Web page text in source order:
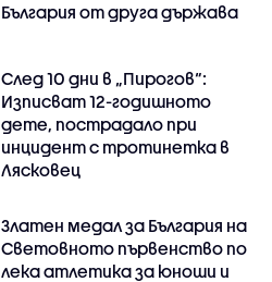
България от друга държава
След 10 дни в „Пирогов“:
Изписват 12-годишното
дете, пострадало при
инцидент с тротинетка в
Лясковец
Златен медал за България на
Световното първенство по
лека атлетика за юноши и